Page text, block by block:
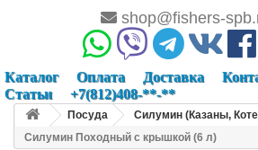
shop@fishers-
Каталог Оплата Доставка
Статьи
+7(812)408-**-**
Посуда Силумин (Казаны,
Силумин Походный с крышкой (6 л)